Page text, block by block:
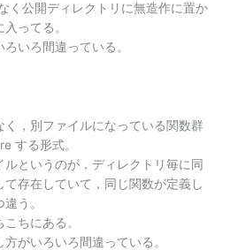
く公開ディレクトリに無造作に置か
ってる。
いろ間違っている。
く，別ファイルになっている関数群
する形式。
というのが，ディレクトリ毎に同
て存在していて，同じ関数が定義し
う。
ちにある。
がいろいろ間違っている。